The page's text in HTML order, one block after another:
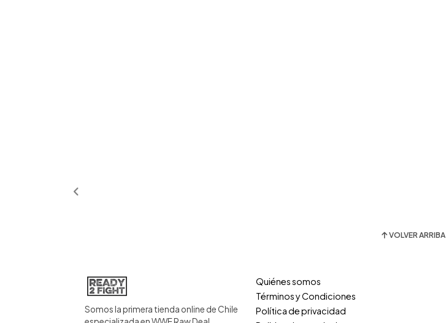
VOLVER ARRIBA
Somos la primera tienda online de Chile
Quiénes somos
Términos y Condiciones
Política de privacidad